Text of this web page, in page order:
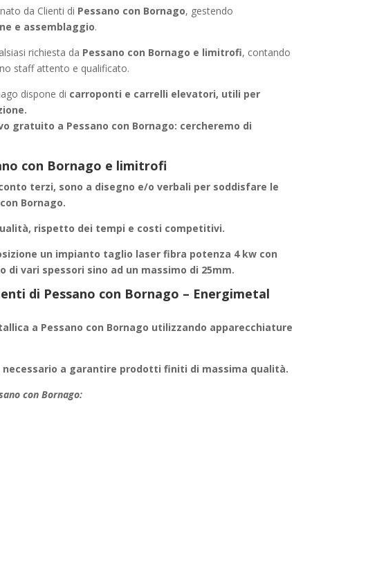
da Clienti di Pessano con Bornago, gestendo
e assemblaggio.
richiesta da Pessano con Bornago e limitrofi, contando
staff attento e qualificato.
dispone di carroponti e carrelli elevatori, utili per
gratuito a Pessano con Bornago: cercheremo di
con Bornago e limitrofi
terzi, sono a disegno e/o verbali per soddisfare le
Bornago.
rispetto dei tempi e costi competitivi.
un impianto taglio laser fibra potenza 4 kw con
di vari spessori sino ad un massimo di 25mm.
di Pessano con Bornago – Energimetal
a Pessano con Bornago utilizzando apparecchiature
a garantire prodotti finiti di massima qualità.
con Bornago: